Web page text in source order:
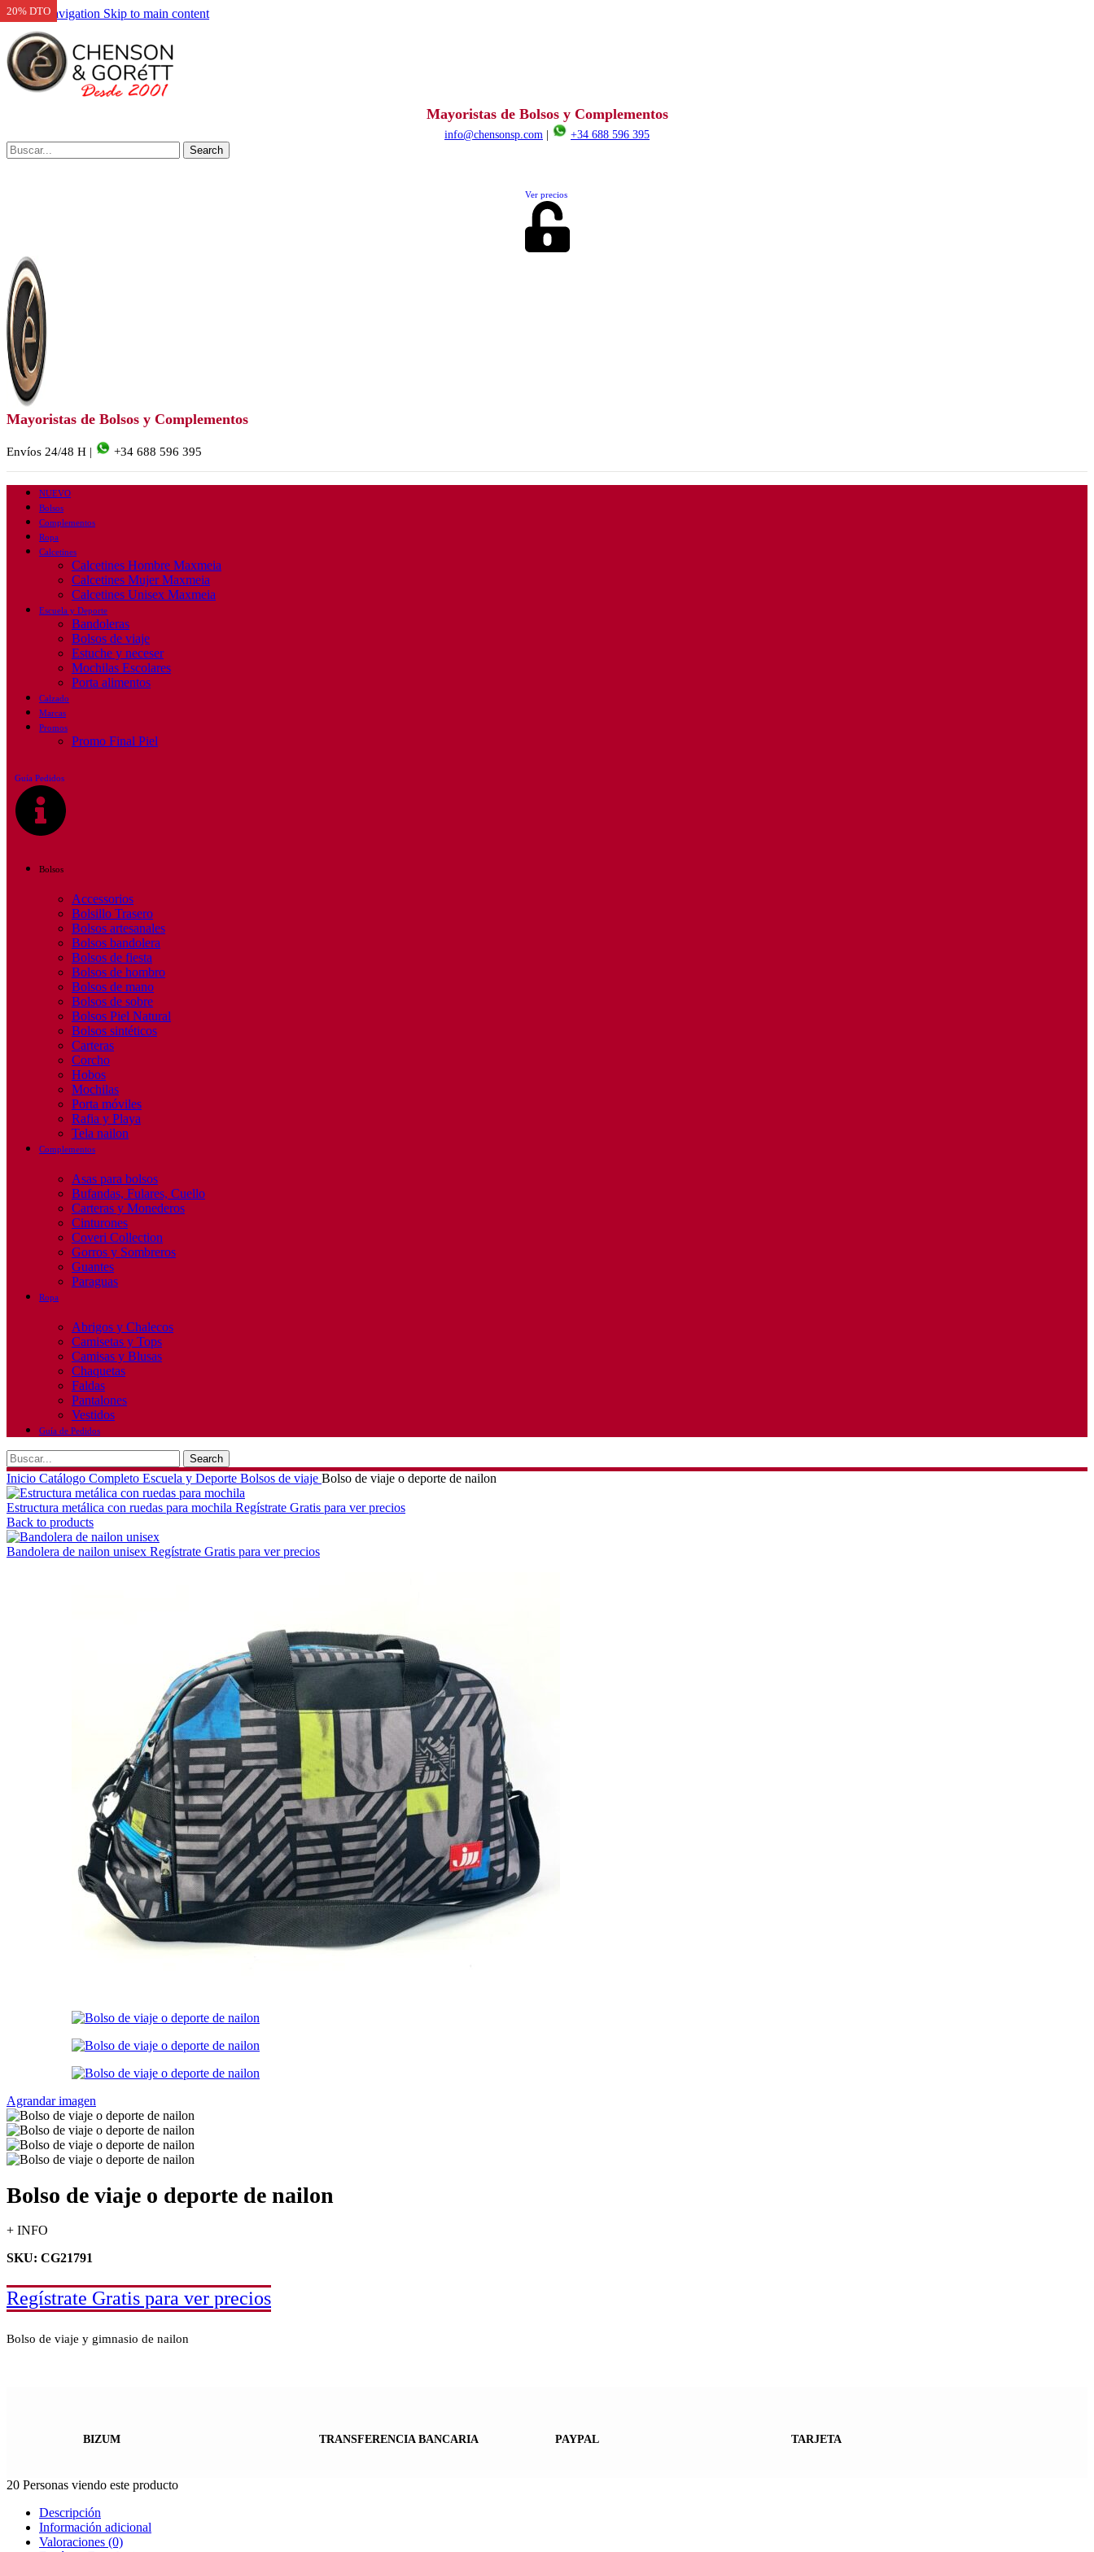
Skip to navigation Skip to main content
Mayoristas de Bolsos y Complementos
info@chensonsp.com
+34 688 596 395
Search
Ver precios
Mayoristas de Bolsos y Complementos
Envíos 24/48 H | +34 688 596 395
NUEVO
Bolsos
Complementos
Ropa
Calcetines
Calcetines Hombre Maxmeia
Calcetines Mujer Maxmeia
Calcetines Unisex Maxmeia
Escuela y Deporte
Bandoleras
Bolsos de viaje
Estuche y neceser
Mochilas Escolares
Porta alimentos
Calzado
Marcas
Promos
Promo Final Piel
Guía Pedidos
Bolsos
Accessorios
Bolsillo Trasero
Bolsos artesanales
Bolsos bandolera
Bolsos de fiesta
Bolsos de hombro
Bolsos de mano
Bolsos de sobre
Bolsos Piel Natural
Bolsos sintéticos
Carteras
Corcho
Hobos
Mochilas
Porta móviles
Rafia y Playa
Tela nailon
Complementos
Asas para bolsos
Bufandas, Fulares, Cuello
Carteras y Monederos
Cinturones
Coveri Collection
Gorros y Sombreros
Guantes
Paraguas
Ropa
Abrigos y Chalecos
Camisetas y Tops
Camisas y Blusas
Chaquetas
Faldas
Pantalones
Vestidos
Guía de Pedidos
Search
Inicio Catálogo Completo Escuela y Deporte Bolsos de viaje Bolso de viaje o deporte de nailon
Estructura metálica con ruedas para mochila Regístrate Gratis para ver precios
Back to products
Bandolera de nailon unisex Regístrate Gratis para ver precios
20% DTO
Agrandar imagen
Bolso de viaje o deporte de nailon
+ INFO
SKU: CG21791
Regístrate Gratis para ver precios
Bolso de viaje y gimnasio de nailon
BIZUM TRANSFERENCIA BANCARIA PAYPAL TARJETA
20 Personas viendo este producto
Descripción
Información adicional
Valoraciones (0)